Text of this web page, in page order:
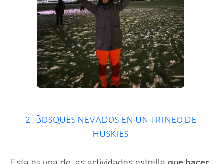
2. Bosques nevados en un trineo de
huskies